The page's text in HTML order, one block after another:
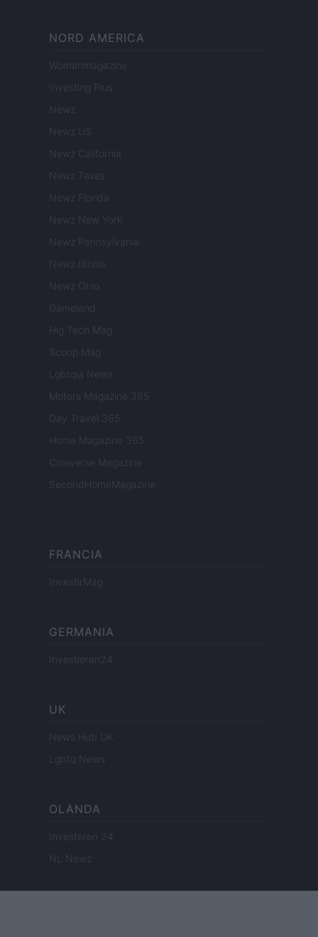
NORD AMERICA
Womanmagazine
Investing Plus
Newz
Newz US
Newz California
Newz Texas
Newz Florida
Newz New York
Newz Pennsylvania
Newz Illinois
Newz Ohio
Gameland
Hig Tech Mag
Scoop Mag
Lgbtqia News
Motors Magazine 365
Day Travel 365
Home Magazine 365
Cineverse Magazine
SecondHomeMagazine
FRANCIA
InvestirMag
GERMANIA
Investieren24
UK
News Hub UK
Lgbtq News
OLANDA
Investeren 24
NL Newz